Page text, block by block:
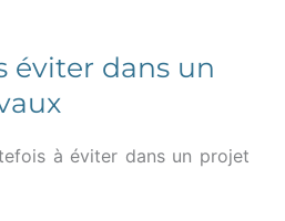
éviter dans un
à éviter dans un projet